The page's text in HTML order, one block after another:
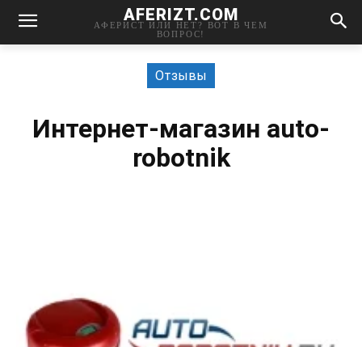
AFERIZT.COM
АФЕРИСТ ИЛИ НЕТ? ВОТ В ЧЕМ
ВОПРОС!
Отзывы
Интернет-магазин auto-
robotnik